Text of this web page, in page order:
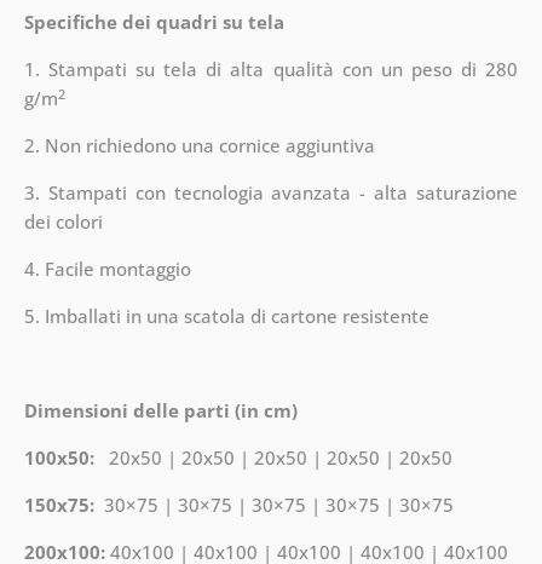
Specifiche dei quadri su tela
1. Stampati su tela di alta qualità con un peso di 280
g/m2
2. Non richiedono una cornice aggiuntiva
3. Stampati con tecnologia avanzata - alta saturazione
dei colori
4. Facile montaggio
5. Imballati in una scatola di cartone resistente
Dimensioni delle parti (in cm)
100x50: 20x50 | 20x50 | 20x50 | 20x50 | 20x50
150x75: 30×75 | 30×75 | 30×75 | 30×75 | 30×75
200x100: 40x100 | 40x100 | 40x100 | 40x100 | 40x100